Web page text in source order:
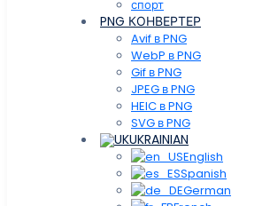
спорт
PNG КОНВЕРТЕР
Avif в PNG
WebP в PNG
Gif в PNG
JPEG в PNG
HEIC в PNG
SVG в PNG
UKRAINIAN
English
Spanish
German